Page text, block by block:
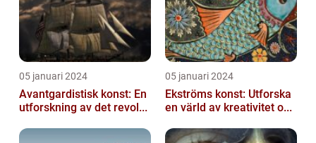
05 januari 2024
Avantgardistisk konst: En
utforskning av det revol...
05 januari 2024
Ekströms konst: Utforska
en värld av kreativitet o...